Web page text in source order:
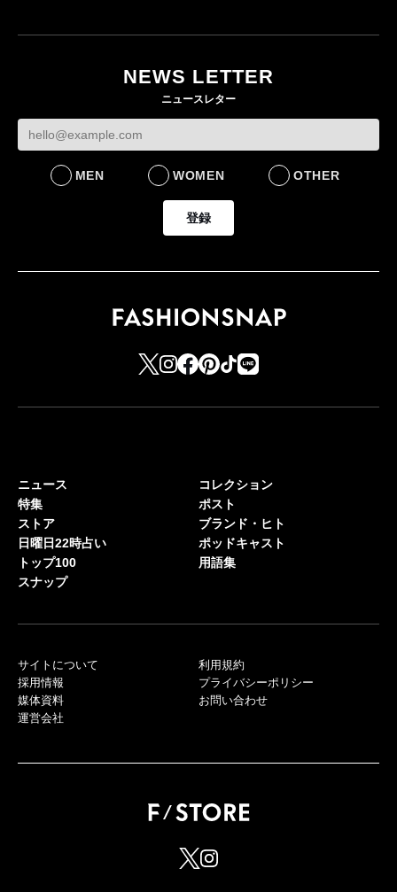
NEWS LETTER
ニュースレター
MEN WOMEN OTHER
登録
ニュース
特集
ストア
日曜日22時占い
トップ100
スナップ
コレクション
ポスト
ブランド・ヒト
ポッドキャスト
用語集
サイトについて
採用情報
媒体資料
運営会社
利用規約
プライバシーポリシー
お問い合わせ